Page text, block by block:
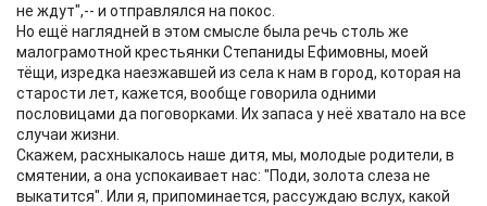
не ждут",-- и отправлялся на покос.
Но ещё наглядней в этом смысле была речь столь же
малограмотной крестьянки Степаниды Ефимовны, моей
тёщи, изредка наезжавшей из села к нам в город, которая на
старости лет, кажется, вообще говорила одними
пословицами да поговорками. Их запаса у неё хватало на все
случаи жизни.
Скажем, расхныкалось наше дитя, мы, молодые родители, в
смятении, а она успокаивает нас: "Поди, золота слеза не
выкатится". Или я, припоминается, рассуждаю вслух, какой